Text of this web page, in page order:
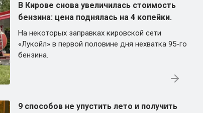
В Кирове снова увеличилась стоимость
бензина: цена поднялась на 4 копейки.
На некоторых заправках кировской сети
«Лукойл» в первой половине дня нехватка 95-го
бензина.
9 способов не упустить лето и получить